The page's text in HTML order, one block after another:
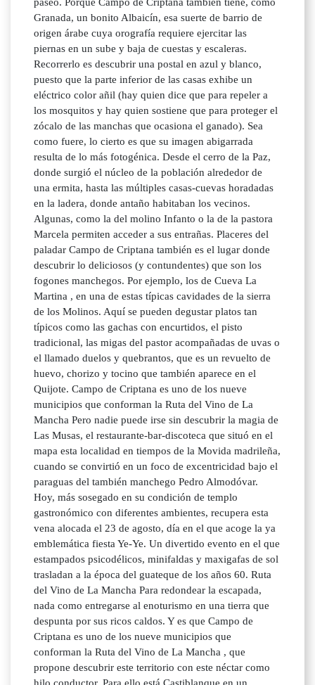
paseo. Porque Campo de Criptana también tiene, como
Granada, un bonito Albaicín, esa suerte de barrio de
origen árabe cuya orografía requiere ejercitar las
piernas en un sube y baja de cuestas y escaleras.
Recorrerlo es descubrir una postal en azul y blanco,
puesto que la parte inferior de las casas exhibe un
eléctrico color añil (hay quien dice que para repeler a
los mosquitos y hay quien sostiene que para proteger el
zócalo de las manchas que ocasiona el ganado). Sea
como fuere, lo cierto es que su imagen abigarrada
resulta de lo más fotogénica. Desde el cerro de la Paz,
donde surgió el núcleo de la población alrededor de
una ermita, hasta las múltiples casas-cuevas horadadas
en la ladera, donde antaño habitaban los vecinos.
Algunas, como la del molino Infanto o la de la pastora
Marcela permiten acceder a sus entrañas. Placeres del
paladar Campo de Criptana también es el lugar donde
descubrir lo deliciosos (y contundentes) que son los
fogones manchegos. Por ejemplo, los de Cueva La
Martina , en una de estas típicas cavidades de la sierra
de los Molinos. Aquí se pueden degustar platos tan
típicos como las gachas con encurtidos, el pisto
tradicional, las migas del pastor acompañadas de uvas o
el llamado duelos y quebrantos, que es un revuelto de
huevo, chorizo y tocino que también aparece en el
Quijote. Campo de Criptana es uno de los nueve
municipios que conforman la Ruta del Vino de La
Mancha Pero nadie puede irse sin descubrir la magia de
Las Musas, el restaurante-bar-discoteca que situó en el
mapa esta localidad en tiempos de la Movida madrileña,
cuando se convirtió en un foco de excentricidad bajo el
paraguas del también manchego Pedro Almodóvar.
Hoy, más sosegado en su condición de templo
gastronómico con diferentes ambientes, recupera esta
vena alocada el 23 de agosto, día en el que acoge la ya
emblemática fiesta Ye-Ye. Un divertido evento en el que
estampados psicodélicos, minifaldas y maxigafas de sol
trasladan a la época del guateque de los años 60. Ruta
del Vino de La Mancha Para redondear la escapada,
nada como entregarse al enoturismo en una tierra que
despunta por sus ricos caldos. Y es que Campo de
Criptana es uno de los nueve municipios que
conforman la Ruta del Vino de La Mancha , que
propone descubrir este territorio con este néctar como